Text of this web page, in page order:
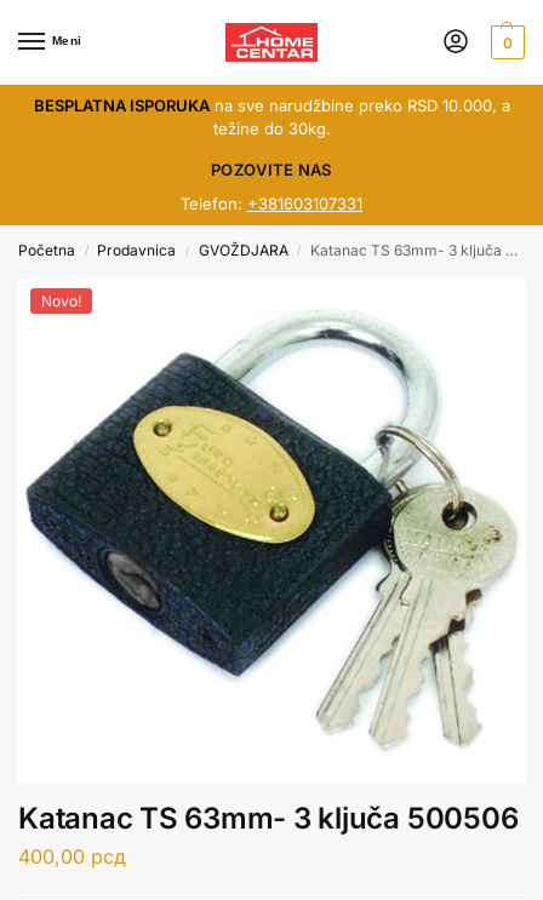
Meni 0
BESPLATNA ISPORUKAna sve narudžbine preko RSD 10.000, a
težine do 30kg.
POZOVITE NAS
Telefon: +381603107331
Početna / Prodavnica / GVOŽDJARA / Katanac TS 63mm- 3 ključa 500506
Novo!
Katanac TS 63mm- 3 ključa 500506
400,00 рсд